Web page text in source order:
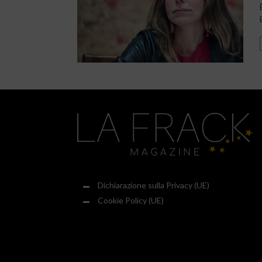
Dichiarazione sulla Privacy (UE)
Cookie Policy (UE)